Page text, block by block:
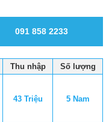
091 858 2233
Thu nhập
Số lượng
43 Triệu 5 Nam